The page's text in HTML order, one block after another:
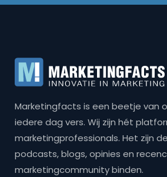
Marketingfacts is een beetje van
iedere dag vers. Wij zijn hét
marketingprofessionals. Het zijn
podcasts, blogs, opinies en
marketingcommunity binden.